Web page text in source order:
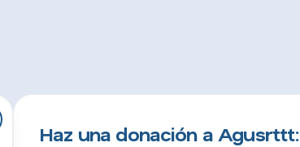
Haz una donación a Agusrttt: